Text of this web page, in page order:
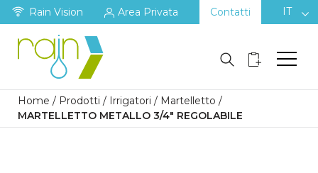
Rain Vision Area Privata Contatti IT
Home / Prodotti / Irrigatori / Martelletto /
MARTELLETTO METALLO 3/4″ REGOLABILE